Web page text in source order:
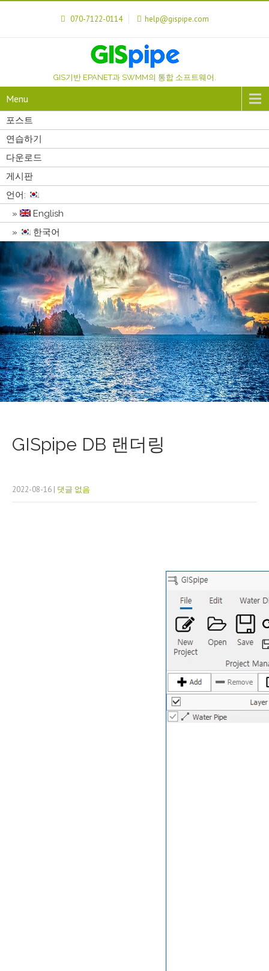
070-7122-0114 help@gispipe.com
GIS기반 EPANET과 SWMM의 통합 소프트웨어.
Menu
포스트
연습하기
다운로드
게시판
언어:
English
한국어
GISpipe DB 랜더링
2022-08-16 | 댓글 없음